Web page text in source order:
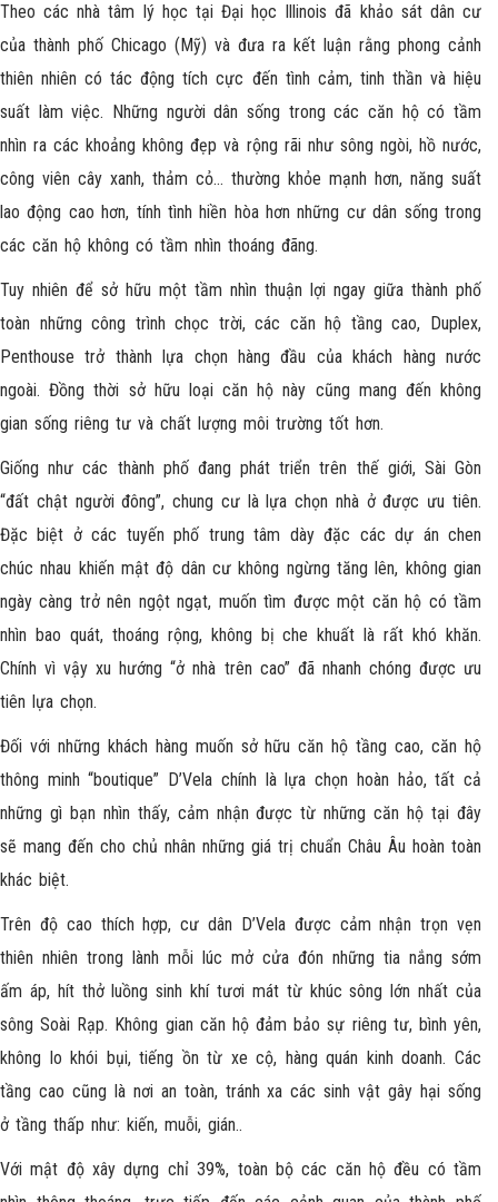
Theo các nhà tâm lý học tại Đại học Illinois đã khảo sát dân cư
của thành phố Chicago (Mỹ) và đưa ra kết luận rằng phong cảnh
thiên nhiên có tác động tích cực đến tình cảm, tinh thần và hiệu
suất làm việc. Những người dân sống trong các căn hộ có tầm
nhìn ra các khoảng không đẹp và rộng rãi như sông ngòi, hồ nước,
công viên cây xanh, thảm cỏ… thường khỏe mạnh hơn, năng suất
lao động cao hơn, tính tình hiền hòa hơn những cư dân sống trong
các căn hộ không có tầm nhìn thoáng đãng.
Tuy nhiên để sở hữu một tầm nhìn thuận lợi ngay giữa thành phố
toàn những công trình chọc trời, các căn hộ tầng cao, Duplex,
Penthouse trở thành lựa chọn hàng đầu của khách hàng nước
ngoài. Đồng thời sở hữu loại căn hộ này cũng mang đến không
gian sống riêng tư và chất lượng môi trường tốt hơn.
Giống như các thành phố đang phát triển trên thế giới, Sài Gòn
“đất chật người đông”, chung cư là lựa chọn nhà ở được ưu tiên.
Đặc biệt ở các tuyến phố trung tâm dày đặc các dự án chen
chúc nhau khiến mật độ dân cư không ngừng tăng lên, không gian
ngày càng trở nên ngột ngạt, muốn tìm được một căn hộ có tầm
nhìn bao quát, thoáng rộng, không bị che khuất là rất khó khăn.
Chính vì vậy xu hướng “ở nhà trên cao” đã nhanh chóng được ưu
tiên lựa chọn.
Đối với những khách hàng muốn sở hữu căn hộ tầng cao, căn hộ
thông minh “boutique” D’Vela chính là lựa chọn hoàn hảo, tất cả
những gì bạn nhìn thấy, cảm nhận được từ những căn hộ tại đây
sẽ mang đến cho chủ nhân những giá trị chuẩn Châu Âu hoàn toàn
khác biệt.
Trên độ cao thích hợp, cư dân D’Vela được cảm nhận trọn vẹn
thiên nhiên trong lành mỗi lúc mở cửa đón những tia nắng sớm
ấm áp, hít thở luồng sinh khí tươi mát từ khúc sông lớn nhất của
sông Soài Rạp. Không gian căn hộ đảm bảo sự riêng tư, bình yên,
không lo khói bụi, tiếng ồn từ xe cộ, hàng quán kinh doanh. Các
tầng cao cũng là nơi an toàn, tránh xa các sinh vật gây hại sống
ở tầng thấp như: kiến, muỗi, gián..
Với mật độ xây dựng chỉ 39%, toàn bộ các căn hộ đều có tầm